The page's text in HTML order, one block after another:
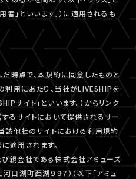
者」といいます。）に適用されるも
時点で、本規約に同意したものと
利用にあたり、当社がLIVESHIPを
サイト」といいます。）からリンク
るサイトにおいて提供されるサー
該他社のサイトにおける利用規約
適用されます。
親会社である株式会社アミューズ
口湖町西湖９９７）（以下「アミュ